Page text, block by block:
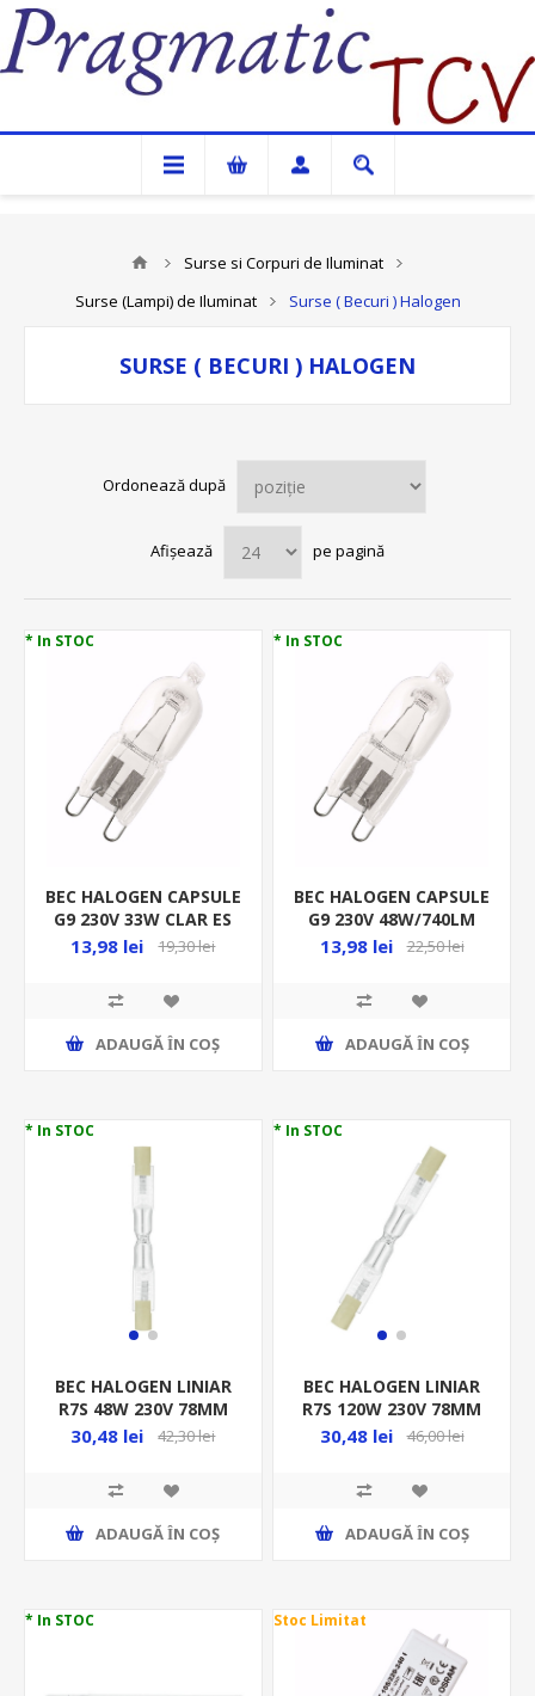
Pragmatic TCV
Surse si Corpuri de Iluminat
Surse (Lampi) de Iluminat
Surse ( Becuri ) Halogen
SURSE ( BECURI ) HALOGEN
Ordonează după
Afișează pe pagină
* In STOC
BEC HALOGEN CAPSULE
G9 230V 33W CLAR ES
2000H 66733 OSRAM
13,98 lei 19,30 lei
ADAUGĂ ȊN COŞ
* In STOC
BEC HALOGEN CAPSULE
G9 230V 48W/740LM
CLAR ES 66748 2000H
13,98 lei 22,50 lei
ADAUGĂ ȊN COŞ
* In STOC
BEC HALOGEN LINIAR
R7S 48W 230V 78MM
HALOLINE 64684
30,48 lei 42,30 lei
ADAUGĂ ȊN COŞ
* In STOC
BEC HALOGEN LINIAR
R7S 120W 230V 78MM
HALOLINE XE 64695
30,48 lei 46,00 lei
ADAUGĂ ȊN COŞ
* In STOC Stoc Limitat